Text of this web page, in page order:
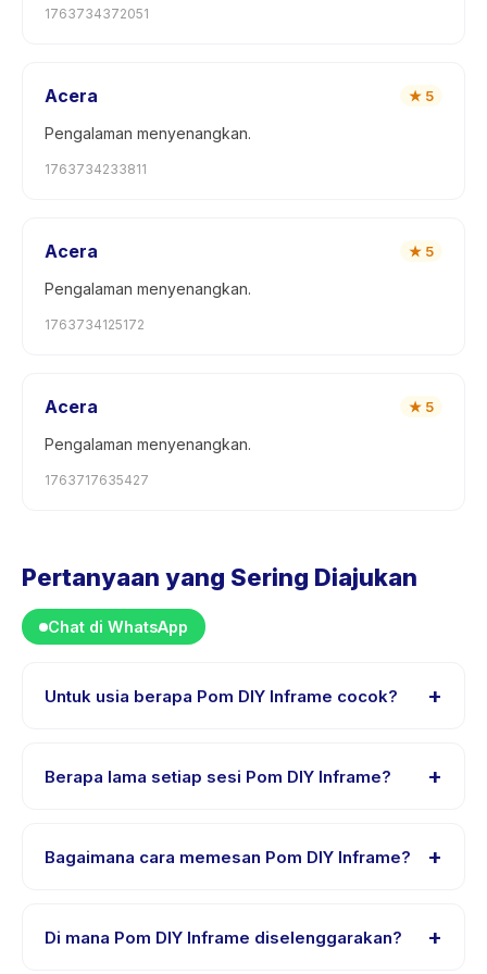
1763734372051
Acera ★ 5
Pengalaman menyenangkan.
1763734233811
Acera ★ 5
Pengalaman menyenangkan.
1763734125172
Acera ★ 5
Pengalaman menyenangkan.
1763717635427
Pertanyaan yang Sering Diajukan
Chat di WhatsApp
Untuk usia berapa Pom DIY Inframe cocok? +
tahun. Instruktur menyesuaikan program untuk berbagai
tingkat kemampuan dalam rentang usia ini sehingga
Berapa lama setiap sesi Pom DIY Inframe? +
Cek detail aktivitas untuk waktu pasti.
Bagaimana cara memesan Pom DIY Inframe? +
Inframe, pilih tanggal dan paket yang diinginkan, lalu
pesan secara instan. Anda akan menerima konfirmasi
Di mana Pom DIY Inframe diselenggarakan? +